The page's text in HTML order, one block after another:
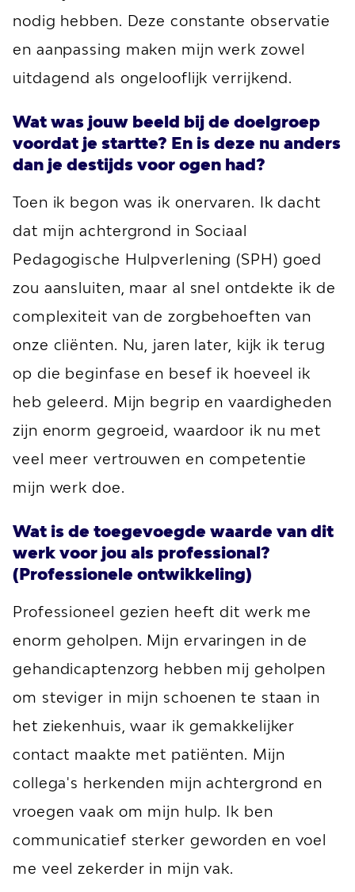
nodig hebben. Deze constante observatie
en aanpassing maken mijn werk zowel
uitdagend als ongelooflijk verrijkend.
Wat was jouw beeld bij de doelgroep
voordat je startte? En is deze nu anders
dan je destijds voor ogen had?
Toen ik begon was ik onervaren. Ik dacht
dat mijn achtergrond in Sociaal
Pedagogische Hulpverlening (SPH) goed
zou aansluiten, maar al snel ontdekte ik de
complexiteit van de zorgbehoeften van
onze cliënten. Nu, jaren later, kijk ik terug
op die beginfase en besef ik hoeveel ik
heb geleerd. Mijn begrip en vaardigheden
zijn enorm gegroeid, waardoor ik nu met
veel meer vertrouwen en competentie
mijn werk doe.
Wat is de toegevoegde waarde van dit
werk voor jou als professional?
(Professionele ontwikkeling)
Professioneel gezien heeft dit werk me
enorm geholpen. Mijn ervaringen in de
gehandicaptenzorg hebben mij geholpen
om steviger in mijn schoenen te staan in
het ziekenhuis, waar ik gemakkelijker
contact maakte met patiënten. Mijn
collega's herkenden mijn achtergrond en
vroegen vaak om mijn hulp. Ik ben
communicatief sterker geworden en voel
me veel zekerder in mijn vak.